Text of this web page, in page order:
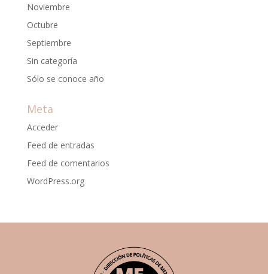
Noviembre
Octubre
Septiembre
Sin categoría
Sólo se conoce año
Meta
Acceder
Feed de entradas
Feed de comentarios
WordPress.org